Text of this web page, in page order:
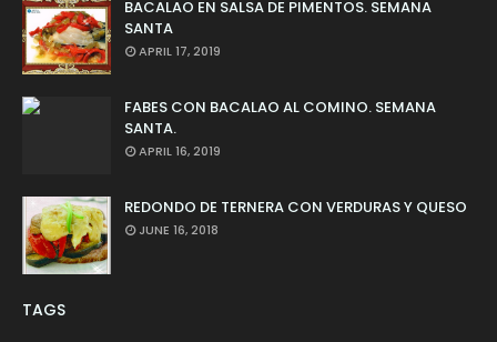
BACALAO EN SALSA DE PIMENTOS. SEMANA
SANTA
APRIL 17, 2019
FABES CON BACALAO AL COMINO. SEMANA
SANTA.
APRIL 16, 2019
REDONDO DE TERNERA CON VERDURAS Y QUESO
JUNE 16, 2018
TAGS